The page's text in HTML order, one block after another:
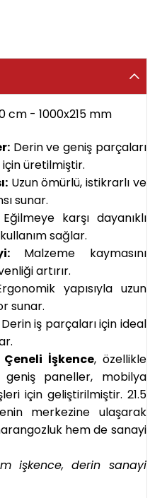
cm - 1000x215 mm
Derin ve geniş parçaları
üretilmiştir.
Uzun ömürlü, istikrarlı ve
sunar.
karşı dayanıklı
sağlar.
Malzeme kaymasını
artırır.
yapısıyla uzun
sunar.
iş parçaları için ideal
Çeneli İşkence, özellikle
paneller, mobilya
için geliştirilmiştir. 21.5
merkezine ulaşarak
hem de sanayi
işkence, derin sanayi